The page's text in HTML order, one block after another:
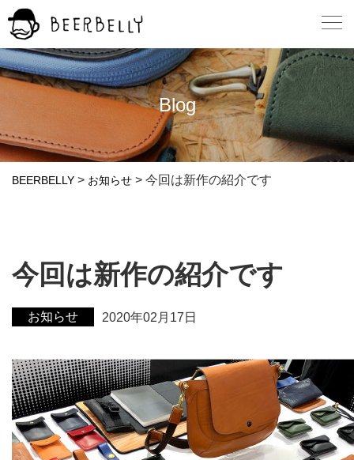
Blog
BEERBELLY > お知らせ > 今回は新作の紹介です
今回は新作の紹介です
お知らせ 2020年02月17日